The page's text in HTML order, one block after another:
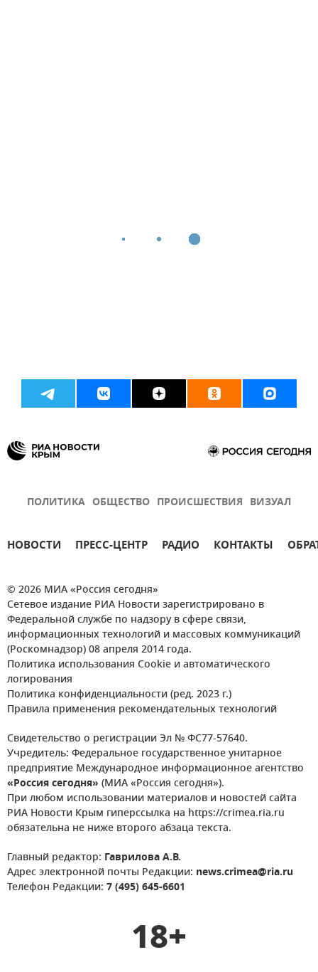
ПОЛИТИКА ОБЩЕСТВО ПРОИСШЕСТВИЯ ВИЗУАЛ
НОВОСТИ ПРЕСС-ЦЕНТР РАДИО КОНТАКТЫ
© 2026 МИА «Россия сегодня»
Сетевое издание РИА Новости зарегистрировано в
Федеральной службе по надзору в сфере связи,
информационных технологий и массовых коммуникаций
(Роскомнадзор) 08 апреля 2014 года.
Политика использования Cookie и автоматического
логирования
Политика конфиденциальности (ред. 2023 г.)
Правила применения рекомендательных технологий
Свидетельство о регистрации Эл № ФС77-57640.
Учредитель: Федеральное государственное унитарное
предприятие Международное информационное агентство
«Россия сегодня» (МИА «Россия сегодня»).
При любом использовании материалов и новостей сайта
РИА Новости Крым гиперссылка на https://crimea.ria.ru
обязательна не ниже второго абзаца текста.
Главный редактор: Гаврилова А.В.
Адрес электронной почты Редакции: news.crimea@ria.ru
Телефон Редакции: 7 (495) 645-6601
18+